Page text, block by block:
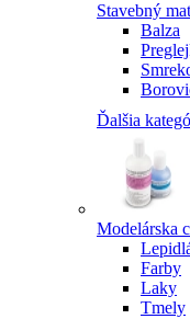
Stavebný
Balza
Ďalšia
Modelárska
Farby
Laky
Tmely